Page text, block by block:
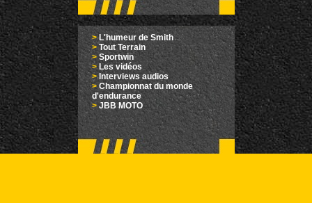
>L'humeur de Smith
> Tout Terrain
> Sportwin
> Les vidéos
> Interviews audios
>Championnat du monde
d'endurance
> JBB MOTO